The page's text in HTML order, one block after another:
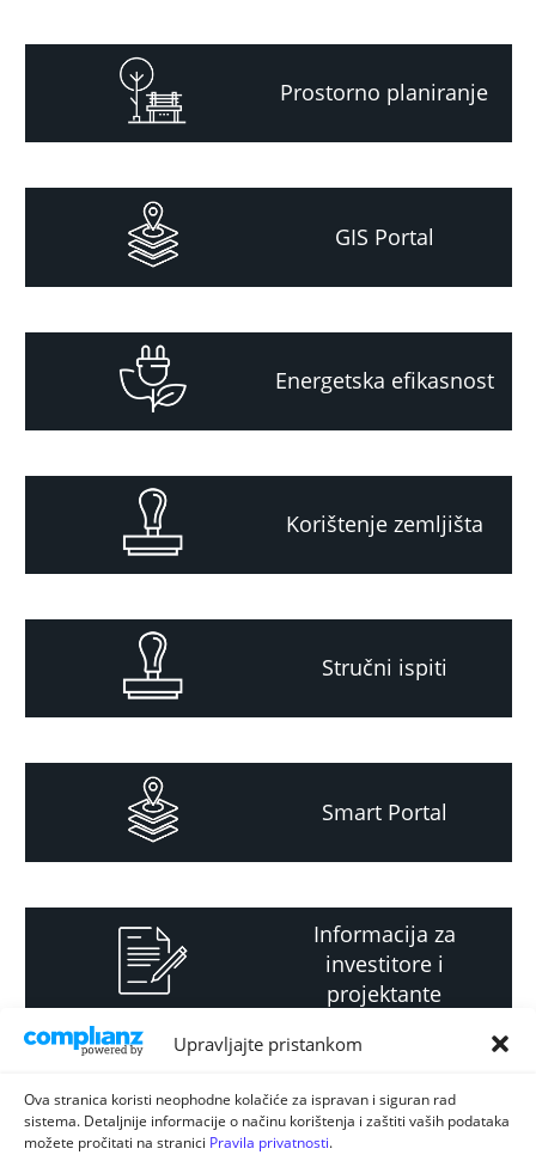
Upravljajte pristankom
Ova stranica koristi neophodne kolačiće za ispravan i siguran rad
sistema. Detaljnije informacije o načinu korištenja i zaštiti vaših podataka
možete pročitati na stranici Pravila privatnosti.
Prostorno planiranje
GIS Portal
Energetska efikasnost
Korištenje zemljišta
Stručni ispiti
Smart Portal
Informacija za
investitore i
projektante
Strateški i planski
dokument